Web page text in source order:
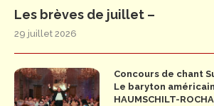
Les brèves de juillet –
29 juillet 2026
Concours de chant
Le baryton américain
HAUMSCHILT-